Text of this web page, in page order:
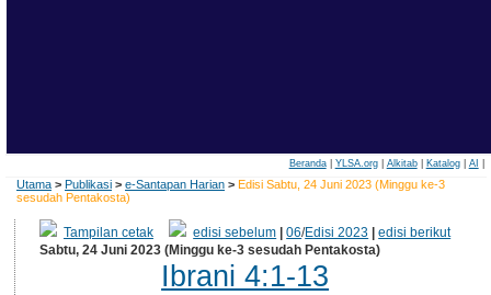
Beranda| YLSA.org| Alkitab| Katalog| AI
Utama > Publikasi > e-Santapan Harian > Edisi Sabtu, 24 Juni 2023 (Minggu ke-3
sesudah Pentakosta)
Tampilan cetak edisi sebelum |06/Edisi 2023 |edisi berikut
Sabtu, 24 Juni 2023 (Minggu ke-3 sesudah Pentakosta)
Ibrani 4:1-13